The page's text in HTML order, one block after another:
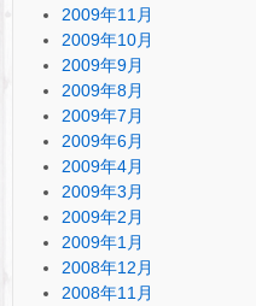
2009年11月
2009年10月
2009年9月
2009年8月
2009年7月
2009年6月
2009年4月
2009年3月
2009年2月
2009年1月
2008年12月
2008年11月